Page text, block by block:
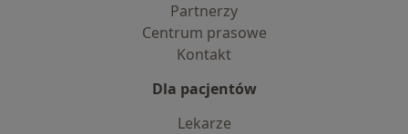
Partnerzy
Centrum prasowe
Kontakt
Dla pacjentów
Lekarze